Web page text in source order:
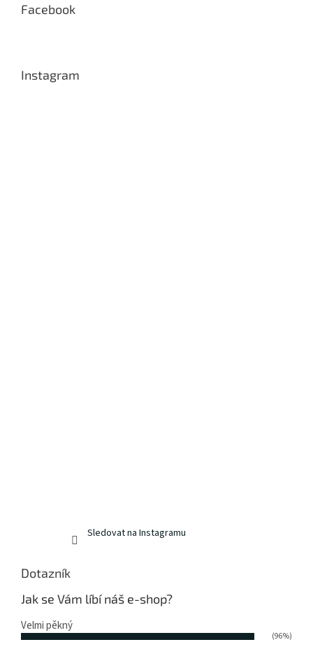
Facebook
Instagram
Sledovat na Instagramu
Dotazník
Jak se Vám líbí náš e-shop?
Velmi pěkný
(96%)